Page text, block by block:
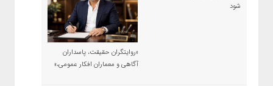
شود
«روایتگران حقیقت، پاسداران
آگاهی و معماران افکار عمومی،»